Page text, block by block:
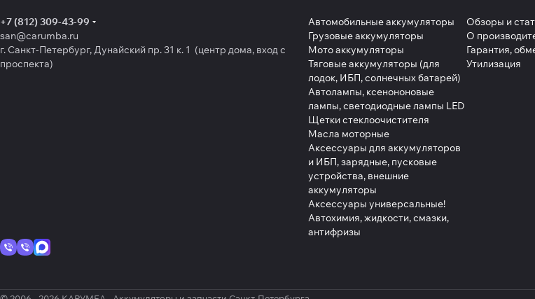
+7 (812) 309-43-99
san@carumba.ru
г. Санкт-Петербург, Дунайский пр. 31 к. 1 (центр дома, вход с
проспекта)
Автомобильные аккумуляторы
Грузовые аккумуляторы
Мото аккумуляторы
Тяговые аккумуляторы (для
лодок, ИБП, солнечных батарей)
Автолампы, ксенононовые
лампы, светодиодные лампы LED
Щетки стеклоочистителя
Масла моторные
Аксессуары для аккумуляторов
и ИБП, зарядные, пусковые
устройства, внешние
аккумуляторы
Аксессуары универсальные!
Автохимия, жидкости, смазки,
антифризы
Обзоры и
О
Гарантия,
Утилизация